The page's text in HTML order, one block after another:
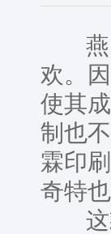
燕窝
欢。
使其
制也
霖印
奇特
这款